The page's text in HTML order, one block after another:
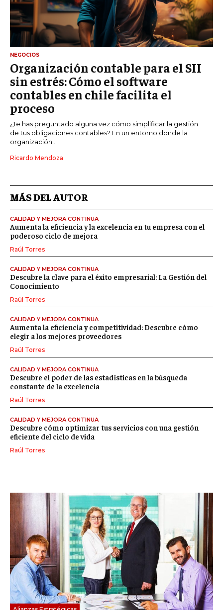
NEGOCIOS
Organización contable para el SII
sin estrés: Cómo el software
contables en chile facilita el
proceso
¿Te has preguntado alguna vez cómo simplificar la gestión
de tus obligaciones contables? En un entorno donde la
organización...
Ricardo Mendoza
MÁS DEL AUTOR
CALIDAD Y MEJORA CONTINUA
Aumenta la eficiencia y la excelencia en tu empresa con el
poderoso ciclo de mejora
Raúl Torres
CALIDAD Y MEJORA CONTINUA
Descubre la clave para el éxito empresarial: La Gestión del
Conocimiento
Raúl Torres
CALIDAD Y MEJORA CONTINUA
Aumenta la eficiencia y competitividad: Descubre cómo
elegir a los mejores proveedores
Raúl Torres
CALIDAD Y MEJORA CONTINUA
Descubre el poder de las estadísticas en la búsqueda
constante de la excelencia
Raúl Torres
CALIDAD Y MEJORA CONTINUA
Descubre cómo optimizar tus servicios con una gestión
eficiente del ciclo de vida
Raúl Torres